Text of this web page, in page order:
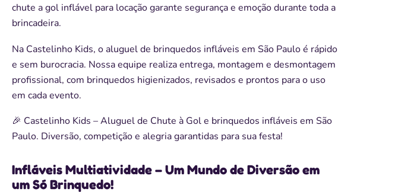
chute a gol inflável para locação garante segurança e emoção durante toda a
brincadeira.
Na Castelinho Kids, o aluguel de brinquedos infláveis em São Paulo é rápido
e sem burocracia. Nossa equipe realiza entrega, montagem e desmontagem
profissional, com brinquedos higienizados, revisados e prontos para o uso
em cada evento.
🎉 Castelinho Kids – Aluguel de Chute à Gol e brinquedos infláveis em São
Paulo. Diversão, competição e alegria garantidas para sua festa!
Infláveis Multiatividade – Um Mundo de Diversão em
um Só Brinquedo!